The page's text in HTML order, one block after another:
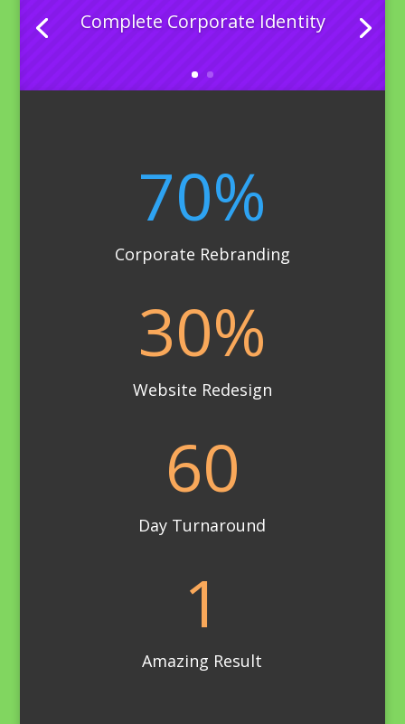
Complete Corporate Identity
70%
Corporate Rebranding
30%
Website Redesign
60
Day Turnaround
1
Amazing Result